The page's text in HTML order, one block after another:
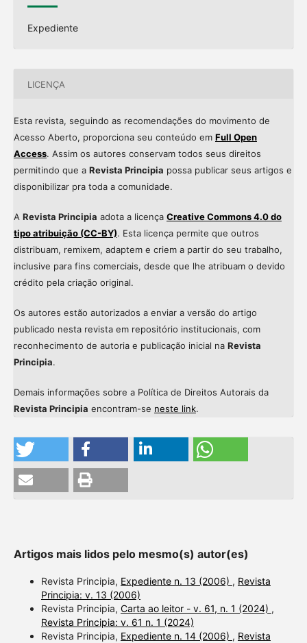
Expediente
LICENÇA
Esta revista, seguindo as recomendações do movimento de
Acesso Aberto, proporciona seu conteúdo em Full Open
Access. Assim os autores conservam todos seus direitos
permitindo que a Revista Principia possa publicar seus artigos e
disponibilizar pra toda a comunidade.
A Revista Principia adota a licença Creative Commons 4.0 do
tipo atribuição (CC-BY). Esta licença permite que outros
distribuam, remixem, adaptem e criem a partir do seu trabalho,
inclusive para fins comerciais, desde que lhe atribuam o devido
crédito pela criação original.
Os autores estão autorizados a enviar a versão do artigo
publicado nesta revista em repositório institucionais, com
reconhecimento de autoria e publicação inicial na Revista
Principia.
Demais informações sobre a Política de Direitos Autorais da
Revista Principia encontram-se neste link.
Artigos mais lidos pelo mesmo(s) autor(es)
Revista Principia, Expediente n. 13 (2006) , Revista
Principia: v. 13 (2006)
Revista Principia, Carta ao leitor - v. 61, n. 1 (2024) ,
Revista Principia: v. 61 n. 1 (2024)
Revista Principia, Expediente n. 14 (2006) , Revista